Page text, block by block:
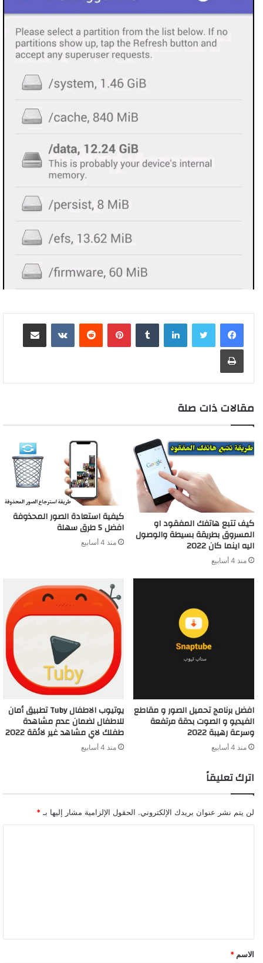
لينكدإن بينتيريست مشاركة عبر البريد
طباعة
مقالات ذات صلة
كيف تتبع هاتفك المفقود او
المسروق بطريقة بسيطة والوصول
اليه اينما كان 2022
منذ 4 أسابيع
كيفية استعادة الصور المحذوفة
افضل 5 طرق سهلة
منذ 4 أسابيع
افضل برنامج تحميل الصور و مقاطع
الفيديو و الصوت بدقة مرتفعة
وسرعة رهيبة 2022
منذ 4 أسابيع
يوتيوب الاطفال Tuby تطبيق أمان
للاطفال لضمان عدم مشاهدة
طفلك لاي مشاهد غير لائقة 2022
منذ 4 أسابيع
اترك تعليقاً
لن يتم نشر عنوان بريدك الإلكتروني. الحقول الإلزامية مشار إليها بـ *
ق
*
الاسم *